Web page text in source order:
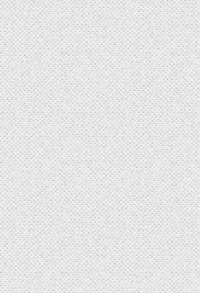
FLEECE
FULL
ZIP
–
รีวิว
เสื้อ
กัน
หนาว
ยู
นิ
โคล่
ไมโคร
ฟ
ลี
ซมีฮู๊ด
ซิป
เต็ม